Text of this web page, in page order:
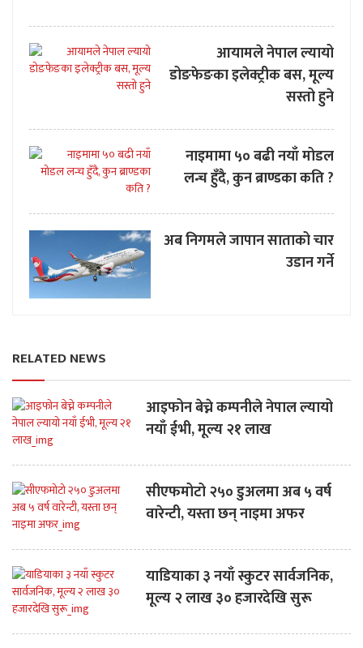
आयामले नेपाल ल्यायो
डोङफेङका इलेक्ट्रीक बस, मूल्य
सस्तो हुने
नाइमामा ५० बढी नयाँ मोडल
लन्च हुँदै, कुन ब्राण्डका कति ?
अब निगमले जापान साताको चार
उडान गर्ने
RELATED NEWS
आइफोन बेच्ने कम्पनीले नेपाल ल्यायो
नयाँ ईभी, मूल्य २१ लाख
सीएफमोटो २५० डुअलमा अब ५ वर्ष
वारेन्टी, यस्ता छन् नाइमा अफर
याडियाका ३ नयाँ स्कुटर सार्वजनिक,
मूल्य २ लाख ३० हजारदेखि सुरू